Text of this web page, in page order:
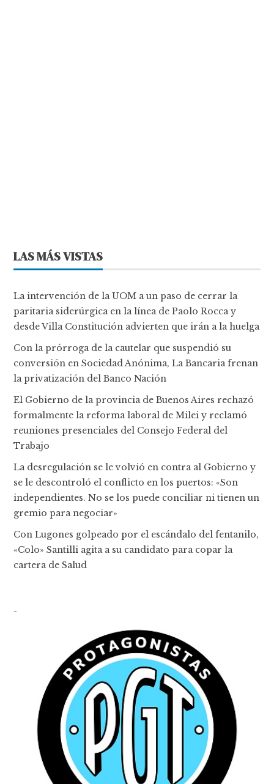
LAS MÁS VISTAS
La intervención de la UOM a un paso de cerrar la
paritaria siderúrgica en la línea de Paolo Rocca y
desde Villa Constitución advierten que irán a la huelga
Con la prórroga de la cautelar que suspendió su
conversión en Sociedad Anónima, La Bancaria frenan
la privatización del Banco Nación
El Gobierno de la provincia de Buenos Aires rechazó
formalmente la reforma laboral de Milei y reclamó
reuniones presenciales del Consejo Federal del
Trabajo
La desregulación se le volvió en contra al Gobierno y
se le descontroló el conflicto en los puertos: «Son
independientes. No se los puede conciliar ni tienen un
gremio para negociar»
Con Lugones golpeado por el escándalo del fentanilo,
«Colo» Santilli agita a su candidato para copar la
cartera de Salud
-